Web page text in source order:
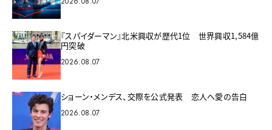
『スパイダーマン』北米興収が歴代1位 世界興収1,584億
円突破
2026.08.07
ショーン・メンデス、交際を公式発表 恋人へ愛の告白
2026.08.07